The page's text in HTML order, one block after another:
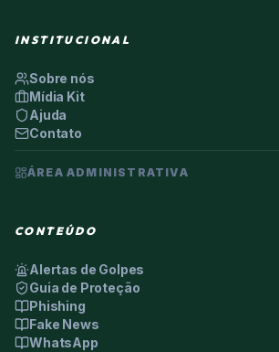
INSTITUCIONAL
Sobre nós
Mídia Kit
Ajuda
Contato
ÁREA ADMINISTRATIVA
CONTEÚDO
Alertas de Golpes
Guia de Proteção
Phishing
Fake News
WhatsApp